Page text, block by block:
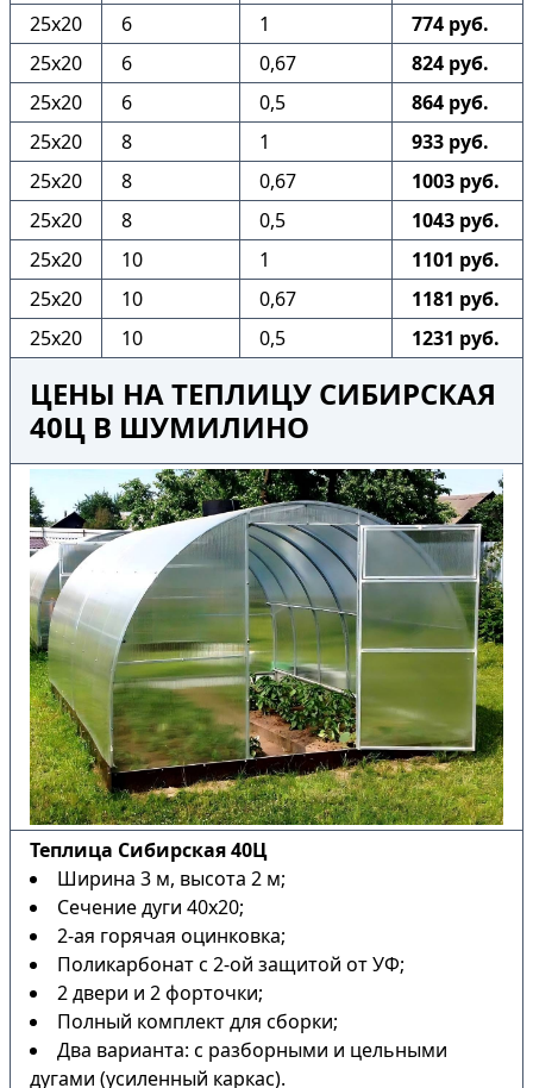
25х20
6 1
774 руб.
25х20
6 0,67
824 руб.
25х20
6 0,5
864 руб.
25х20
8 1
933 руб.
25х20
8 0,67
1003 руб.
25х20
8 0,5
1043 руб.
25х20
10 1
1101 руб.
25х20
10 0,67
1181 руб.
25х20
10 0,5 1231 руб.
ЦЕНЫ НА ТЕПЛИЦУ СИБИРСКАЯ
40Ц В ШУМИЛИНО
Теплица Сибирская 40Ц
Ширина 3 м, высота 2 м;
Сечение дуги 40х20;
2-ая горячая оцинковка;
Поликарбонат с 2-ой защитой от УФ;
2 двери и 2 форточки;
Полный комплект для сборки;
Два варианта: с разборными и цельными
дугами (усиленный каркас).